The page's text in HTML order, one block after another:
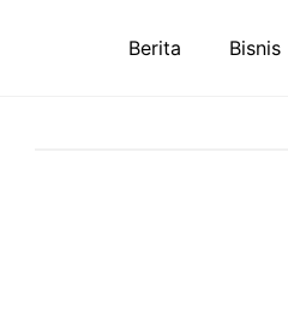
Berita Bisnis